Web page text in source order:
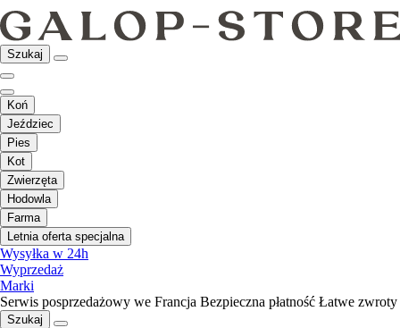
Szukaj
Koń
Jeździec
Pies
Kot
Zwierzęta
Hodowla
Farma
Letnia oferta specjalna
Wysyłka w 24h
Wyprzedaż
Marki
Serwis posprzedażowy we Francja Bezpieczna płatność Łatwe zwroty
Szukaj